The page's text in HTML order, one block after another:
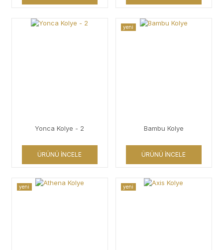
Yonca Kolye - 2
ÜRÜNÜ İNCELE
yeni
Bambu Kolye
ÜRÜNÜ İNCELE
yeni yeni